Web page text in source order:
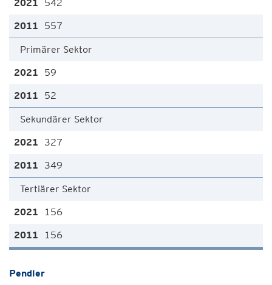
542
557
Primärer Sektor
59
52
Sekundärer Sektor
327
349
Tertiärer Sektor
156
156
Pendler